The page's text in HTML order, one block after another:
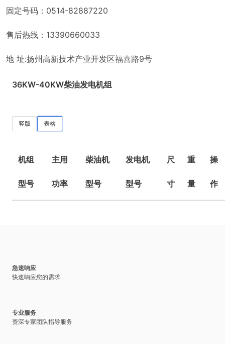
固定号码：0514-82887220
售后热线：13390660033
地 址:扬州高新技术产业开发区福喜路9号
36KW-40KW柴油发电机组
竖版 表格
机组
型号
主用
功率
柴油机
型号
发电机
型号
尺
寸
重
量
操
作
急速响应
快速响应您的需求
专业服务
资深专家团队指导服务